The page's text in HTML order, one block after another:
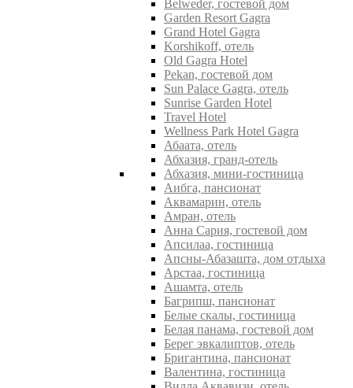
Belweder, гостевой дом
Garden Resort Gagra
Grand Hotel Gagra
Korshikoff, отель
Old Gagra Hotel
Pekan, гостевой дом
Sun Palace Gagra, отель
Sunrise Garden Hotel
Travel Hotel
Wellness Park Hotel Gagra
Абаата, отель
Абхазия, гранд-отель
Абхазия, мини-гостиница
Аибга, пансионат
Аквамарин, отель
Амран, отель
Анна Сария, гостевой дом
Апсилаа, гостиница
Апсны-Абазашта, дом отдыха
Арстаа, гостиница
Ашамта, отель
Багрипш, пансионат
Белые скалы, гостиница
Белая панама, гостевой дом
Берег эвкалиптов, отель
Бригантина, пансионат
Валентина, гостиница